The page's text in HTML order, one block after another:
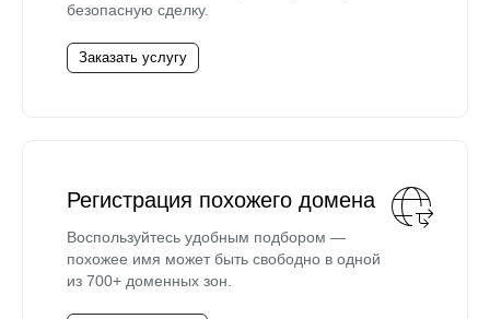
безопасную сделку.
Заказать услугу
Регистрация похожего домена
Воспользуйтесь удобным подбором —
похожее имя может быть свободно в одной
из 700+ доменных зон.